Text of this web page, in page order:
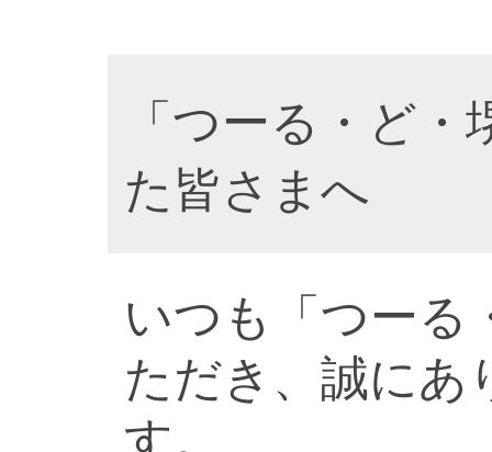
「つーる・ど
た皆さまへ
いつも「つーる
ただき、誠にあ
す。